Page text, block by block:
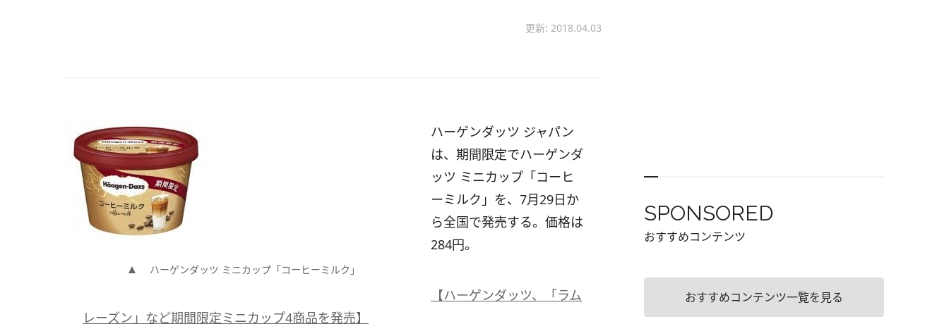
更新: 2018.04.03
ハーゲンダッツ ミニカップ「コーヒーミルク」
ハーゲンダッツ ジャパン
は、期間限定でハーゲンダ
ッツ ミニカップ「コーヒ
ーミルク」を、7月29日か
ら全国で発売する。価格は
284円。
【ハーゲンダッツ、「ラム
レーズン」など期間限定ミニカップ4商品を発売】
SPONSORED
おすすめコンテンツ
おすすめコンテンツ一覧を見る